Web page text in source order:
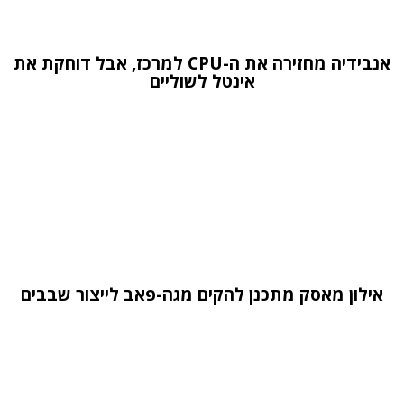
אנבידיה מחזירה את ה-CPU למרכז, אבל דוחקת את
אינטל לשוליים
אילון מאסק מתכנן להקים מגה-פאב לייצור שבבים